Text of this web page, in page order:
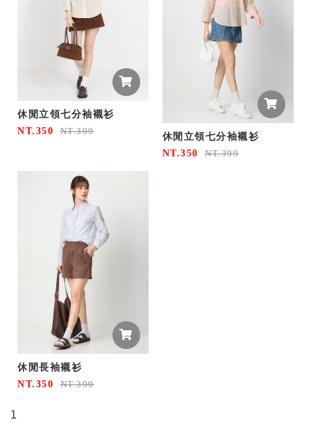
休閒立領七分袖襯衫
NT.350
NT.399
休閒立領七分袖襯衫
NT.350
NT.399
休閒長袖襯衫
NT.350
NT.399
1